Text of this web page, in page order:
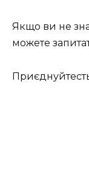
Якщо ви не
можете